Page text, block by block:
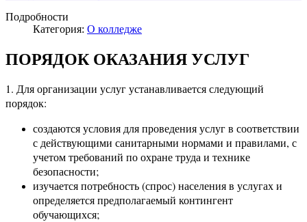
Подробности
Категория: О колледже
ПОРЯДОК ОКАЗАНИЯ УСЛУГ
1. Для организации услуг устанавливается следующий
порядок:
создаются условия для проведения услуг в соответствии
с действующими санитарными нормами и правилами, с
учетом требований по охране труда и технике
безопасности;
изучается потребность (спрос) населения в услугах и
определяется предполагаемый контингент
обучающихся;